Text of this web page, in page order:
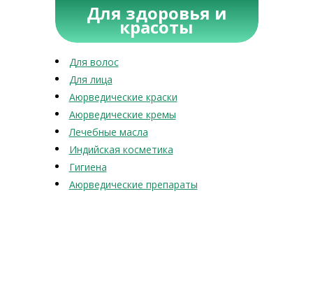
Для здоровья и
красоты
Для волос
Для лица
Аюрведические краски
Аюрведические кремы
Лечебные масла
Индийская косметика
Гигиена
Аюрведические препараты